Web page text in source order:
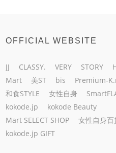
OFFICIAL WEBSITE
JJ CLASSY. VERY STORY
Mart
美ST bis
Premium-
和食STYLE
女性自身
kokode.jp
kokode Beauty
Mart SELECT SHOP
女性自身百
kokode.jp GIFT